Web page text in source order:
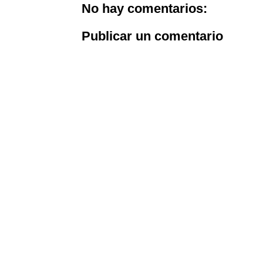
No hay comentarios:
Publicar un comentario